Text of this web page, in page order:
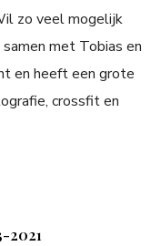
zo veel mogelijk
met Tobias en
en heeft een grote
crossfit en
2021